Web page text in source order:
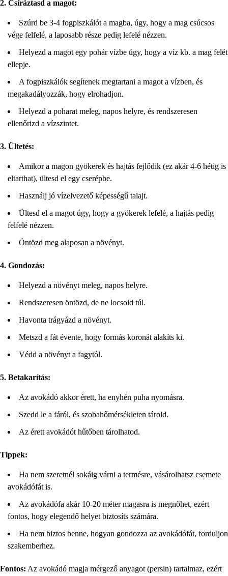
2. Csíráztasd a magot:
Szúrd be 3-4 fogpiszkálót a magba, úgy, hogy a mag csúcsos
vége felfelé, a laposabb része pedig lefelé nézzen.
Helyezd a magot egy pohár vízbe úgy, hogy a víz kb. a mag felét
ellepje.
A fogpiszkálók segítenek megtartani a magot a vízben, és
megakadályozzák, hogy elrohadjon.
Helyezd a poharat meleg, napos helyre, és rendszeresen
ellenőrizd a vízszintet.
3. Ültetés:
Amikor a magon gyökerek és hajtás fejlődik (ez akár 4-6 hétig is
eltarthat), ültesd el egy cserépbe.
Használj jó vízelvezető képességű talajt.
Ültesd el a magot úgy, hogy a gyökerek lefelé, a hajtás pedig
felfelé nézzen.
Öntözd meg alaposan a növényt.
4. Gondozás:
Helyezd a növényt meleg, napos helyre.
Rendszeresen öntözd, de ne locsold túl.
Havonta trágyázd a növényt.
Metszd a fát évente, hogy formás koronát alakíts ki.
Védd a növényt a fagytól.
5. Betakarítás:
Az avokádó akkor érett, ha enyhén puha nyomásra.
Szedd le a fáról, és szobahőmérsékleten tárold.
Az érett avokádót hűtőben tárolhatod.
Tippek:
Ha nem szeretnél sokáig várni a termésre, vásárolhatsz csemete
avokádófát is.
Az avokádófa akár 10-20 méter magasra is megnőhet, ezért
fontos, hogy elegendő helyet biztosíts számára.
Ha nem biztos benne, hogyan gondozza az avokádófát, forduljon
szakemberhez.
Fontos: Az avokádó magja mérgező anyagot (persin) tartalmaz, ezért